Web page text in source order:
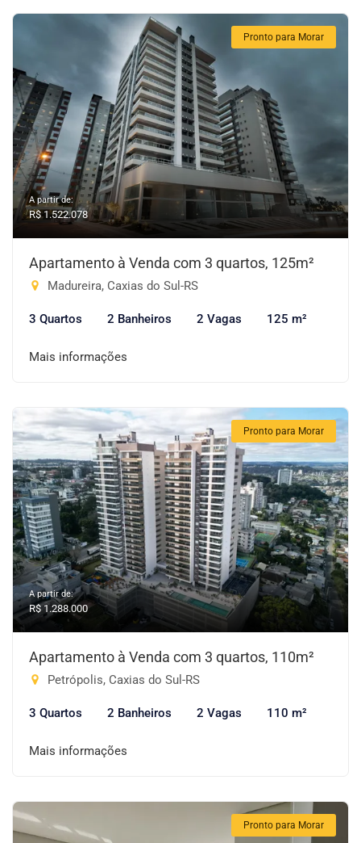
Pronto para Morar
A partir de:
R$ 1.522.078
Apartamento à Venda com 3 quartos, 125m²
Madureira, Caxias do Sul-RS
3 Quartos 2 Banheiros 2 Vagas 125 m²
Mais informações
Pronto para Morar
A partir de:
R$ 1.288.000
Apartamento à Venda com 3 quartos, 110m²
Petrópolis, Caxias do Sul-RS
3 Quartos 2 Banheiros 2 Vagas 110 m²
Mais informações
Pronto para Morar